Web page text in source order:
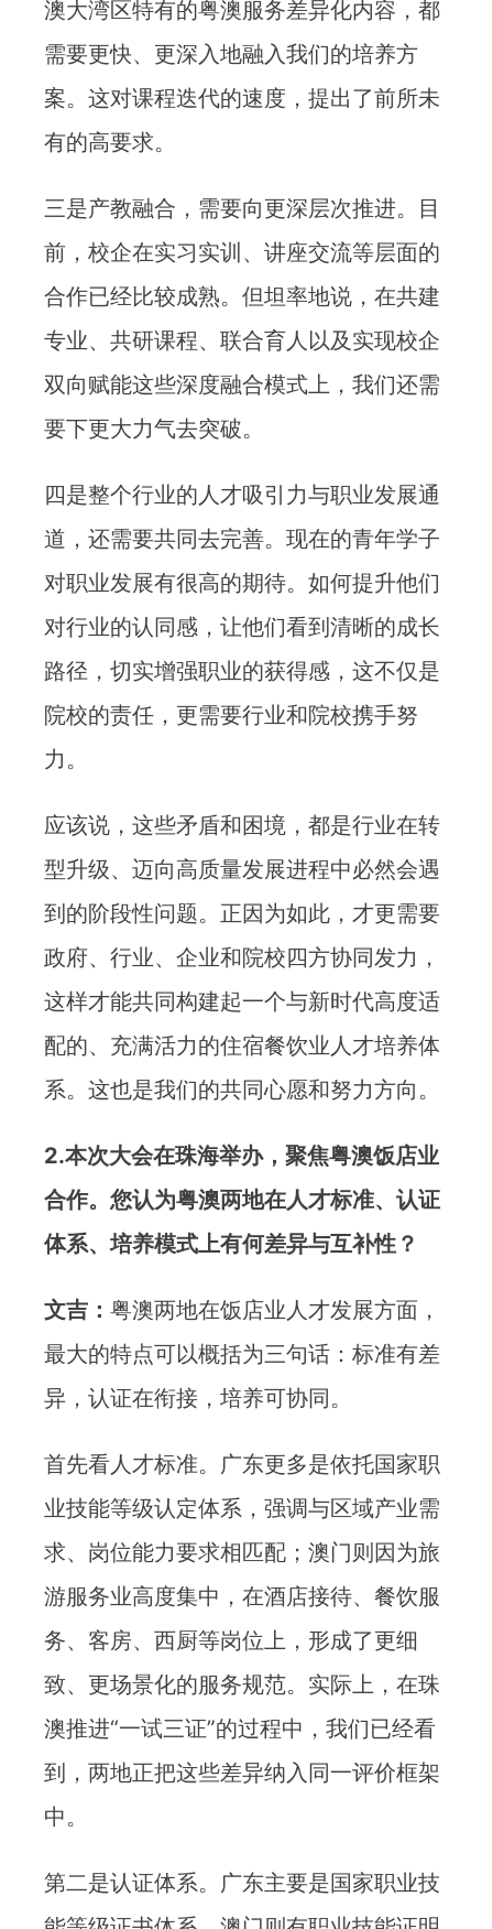
澳大湾区特有的粤澳服务差异化内容，都
需要更快、更深入地融入我们的培养方
案。这对课程迭代的速度，提出了前所未
有的高要求。
三是产教融合，需要向更深层次推进。目
前，校企在实习实训、讲座交流等层面的
合作已经比较成熟。但坦率地说，在共建
专业、共研课程、联合育人以及实现校企
双向赋能这些深度融合模式上，我们还需
要下更大力气去突破。
四是整个行业的人才吸引力与职业发展通
道，还需要共同去完善。现在的青年学子
对职业发展有很高的期待。如何提升他们
对行业的认同感，让他们看到清晰的成长
路径，切实增强职业的获得感，这不仅是
院校的责任，更需要行业和院校携手努
力。
应该说，这些矛盾和困境，都是行业在转
型升级、迈向高质量发展进程中必然会遇
到的阶段性问题。正因为如此，才更需要
政府、行业、企业和院校四方协同发力，
这样才能共同构建起一个与新时代高度适
配的、充满活力的住宿餐饮业人才培养体
系。这也是我们的共同心愿和努力方向。
2.本次大会在珠海举办，聚焦粤澳饭店业
合作。您认为粤澳两地在人才标准、认证
体系、培养模式上有何差异与互补性？
文吉： 粤澳两地在饭店业人才发展方面，
最大的特点可以概括为三句话：标准有差
异，认证在衔接，培养可协同。
首先看人才标准。广东更多是依托国家职
业技能等级认定体系，强调与区域产业需
求、岗位能力要求相匹配；澳门则因为旅
游服务业高度集中，在酒店接待、餐饮服
务、客房、西厨等岗位上，形成了更细
致、更场景化的服务规范。实际上，在珠
澳推进“一试三证”的过程中，我们已经看
到，两地正把这些差异纳入同一评价框架
中。
第二是认证体系。广东主要是国家职业技